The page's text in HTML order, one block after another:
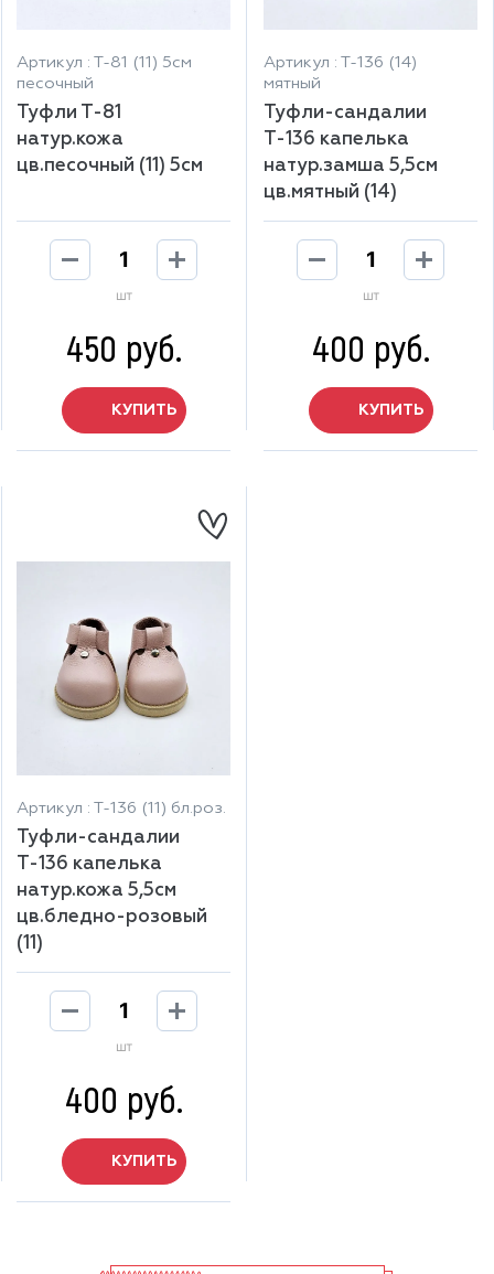
Артикул : Т-81 (11) 5см
песочный
Туфли Т-81
натур.кожа
цв.песочный (11) 5см
шт
450 руб.
КУПИТЬ
Артикул : Т-136 (14)
мятный
Туфли-сандалии
Т-136 капелька
натур.замша 5,5см
цв.мятный (14)
шт
400 руб.
КУПИТЬ
Артикул : Т-136 (11) бл.роз.
Туфли-сандалии
Т-136 капелька
натур.кожа 5,5см
цв.бледно-розовый
(11)
шт
400 руб.
КУПИТЬ